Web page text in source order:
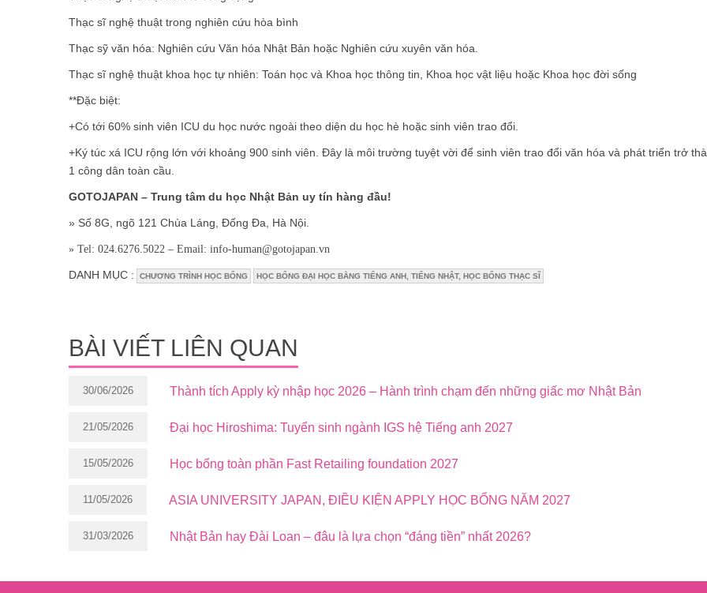
Thạc sĩ nghệ thuật trong nghiên cứu hòa bình
Thạc sỹ văn hóa: Nghiên cứu Văn hóa Nhật Bản hoặc Nghiên cứu xuyên văn hóa.
Thạc sĩ nghệ thuật khoa học tự nhiên: Toán học và Khoa học thông tin, Khoa học vật liệu hoặc Khoa học đời sống
**Đặc biệt:
+Có tới 60% sinh viên ICU du học nước ngoài theo diện du học hè hoặc sinh viên trao đổi.
+Ký túc xá ICU rộng lớn với khoảng 900 sinh viên. Đây là môi trường tuyệt vời để sinh viên trao đổi văn hóa và phát triển trở
1 công dân toàn cầu.
GOTOJAPAN – Trung tâm du học Nhật Bản uy tín hàng đầu!
» Số 8G, ngõ 121 Chùa Láng, Đống Đa, Hà Nội.
» Tel: 024.6276.5022 – Email: info-human@gotojapan.vn
DANH MỤC : CHƯƠNG TRÌNH HỌC BỔNG HỌC BỔNG ĐẠI HỌC BẰNG TIẾNG ANH, TIẾNG NHẬT, HỌC BỔNG THẠC SĨ
BÀI VIẾT LIÊN QUAN
30/06/2026 Thành tích Apply kỳ nhập học 2026 – Hành trình chạm đến những giấc mơ Nhật Bản
21/05/2026 Đại học Hiroshima: Tuyển sinh ngành IGS hệ Tiếng anh 2027
15/05/2026 Học bổng toàn phần Fast Retailing foundation 2027
11/05/2026 ASIA UNIVERSITY JAPAN, ĐIỀU KIỆN APPLY HỌC BỔNG NĂM 2027
31/03/2026 Nhật Bản hay Đài Loan – đâu là lựa chọn “đáng tiền” nhất 2026?